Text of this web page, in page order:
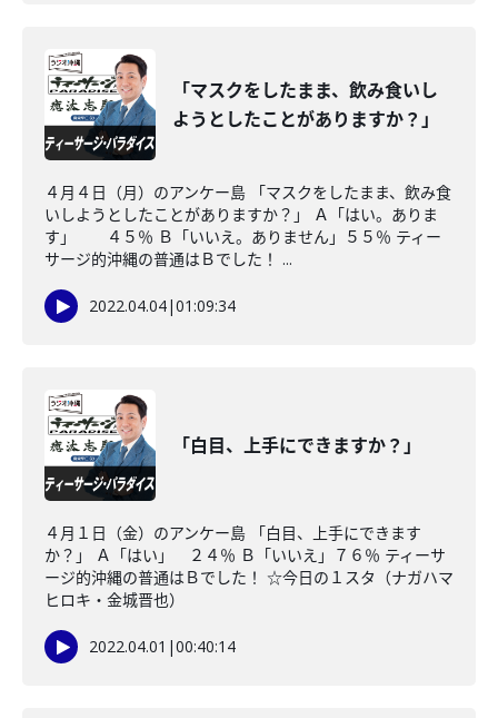
「マスクをしたまま、飲み食いし
ようとしたことがありますか？」
４月４日（月）のアンケー島 「マスクをしたまま、飲み食
いしようとしたことがありますか？」 Ａ「はい。ありま
す」 ４５％ Ｂ「いいえ。ありません」５５％ ティー
サージ的沖縄の普通はＢでした！ ...
2022.04.04|01:09:34
「白目、上手にできますか？」
４月１日（金）のアンケー島 「白目、上手にできます
か？」 Ａ「はい」 ２４％ Ｂ「いいえ」７６％ ティーサ
ージ的沖縄の普通はＢでした！ ☆今日の１スタ（ナガハマ
ヒロキ・金城晋也）
2022.04.01 |00:40:14